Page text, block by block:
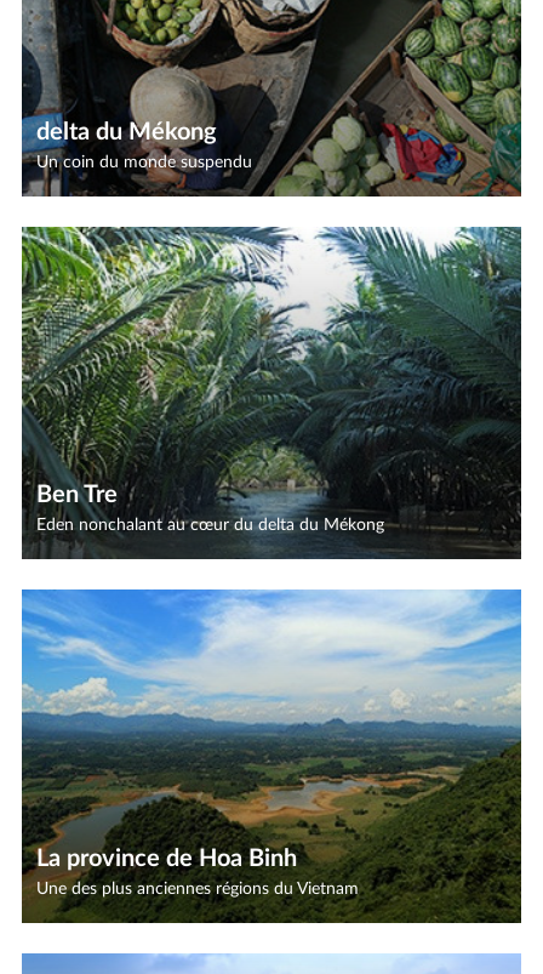
delta du Mékong
Un coin du monde suspendu
Ben Tre
Eden nonchalant au cœur du delta du Mékong
La province de Hoa Binh
Une des plus anciennes régions du Vietnam